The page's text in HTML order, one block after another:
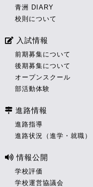
青洲 DIARY
校則について
入試情報
前期募集について
後期募集について
オープンスクール
部活動体験
進路情報
進路指導
進路状況（進学・就職）
情報公開
学校評価
学校運営協議会